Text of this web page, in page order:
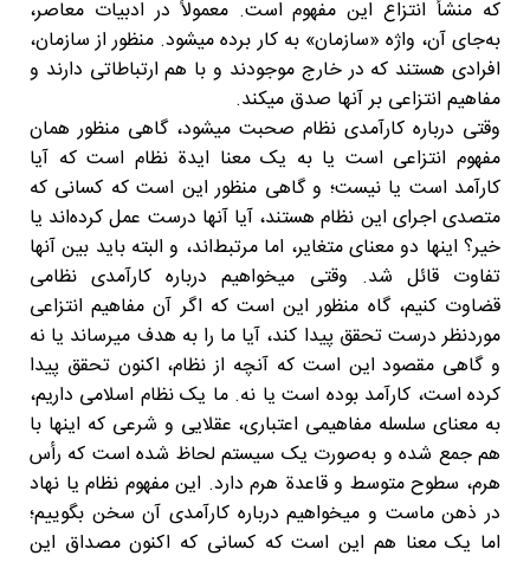
که منشأ انتزاع این مفهوم است. معمولاً در ادبیات معاصر،
به‌جای آن، واژه «سازمان» به کار برده میشود. منظور از سازمان،
افرادی هستند که در خارج موجودند و با هم ارتباطاتی دارند و
مفاهیم انتزاعی بر آنها صدق میکند.
وقتی درباره کارآمدی نظام صحبت میشود، گاهی منظور همان
مفهوم انتزاعی است یا به یک معنا ایدة نظام است که آیا
کارآمد است یا نیست؛ و گاهی منظور این است که کسانی که
متصدی اجرای این نظام هستند، آیا آنها درست عمل کرده‌اند یا
خیر؟ اینها دو معنای متغایر، اما مرتبط‌اند، و البته باید بین آنها
تفاوت قائل شد. وقتی میخواهیم درباره کارآمدی نظامی
قضاوت کنیم، گاه منظور این است که اگر آن مفاهیم انتزاعی
موردنظر درست تحقق پیدا کند، آیا ما را به هدف میرساند یا نه
و گاهی مقصود این است که آنچه از نظام، اکنون تحقق پیدا
کرده است، کارآمد بوده است یا نه. ما یک نظام اسلامی داریم،
به معنای سلسله مفاهیمی اعتباری، عقلایی و شرعی که اینها با
هم جمع شده و به‌صورت یک سیستم لحاظ شده است که رأس
هرم، سطوح متوسط و قاعدة هرم دارد. این مفهوم نظام یا نهاد
در ذهن ماست و میخواهیم درباره کارآمدی آن سخن بگوییم؛
اما یک معنا هم این است که کسانی که اکنون مصداق این